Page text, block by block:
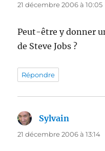
21 décembre 2006 à 10:05
Peut-être y donner
de Steve Jobs ?
Répondre
Sylvain
21 décembre 2006 à 13:14